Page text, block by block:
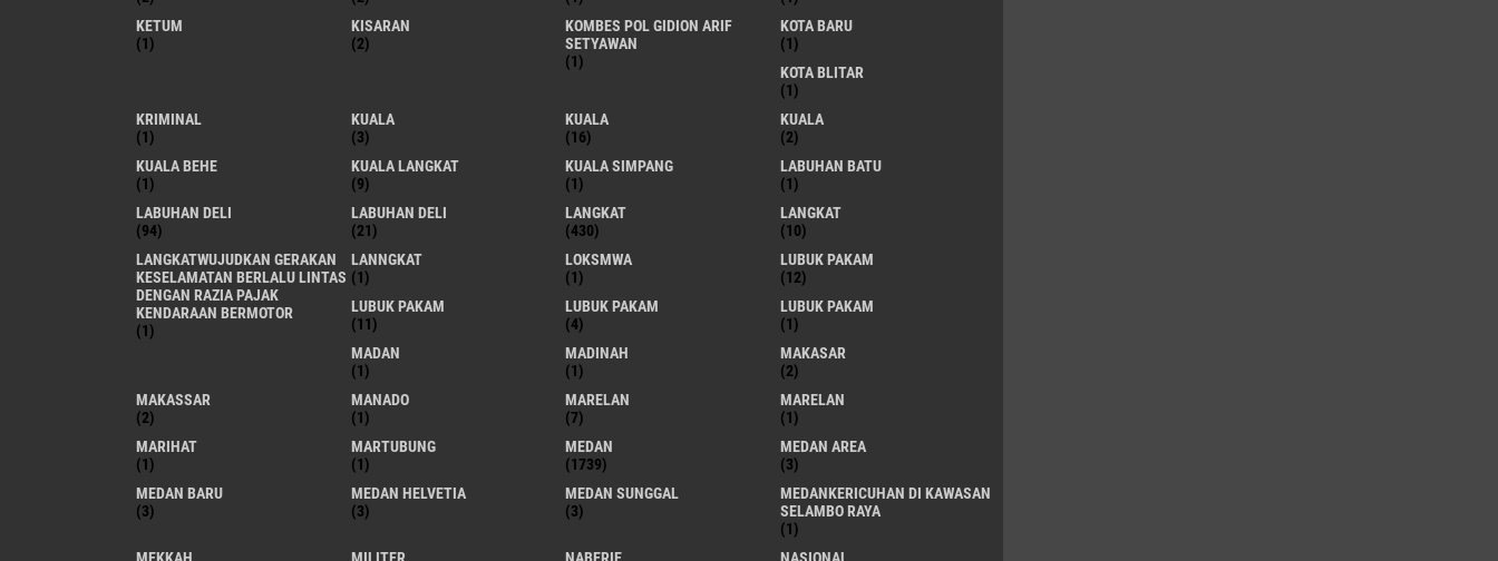
KETUM
(1)
KISARAN
(2)
KOMBES POL GIDION ARIF
SETYAWAN
(1)
KOTA BARU
(1)
KOTA BLITAR
(1)
KRIMINAL
(1)
KUALA
(3)
KUALA
(16)
KUALA
(2)
KUALA BEHE
(1)
KUALA LANGKAT
(9)
KUALA SIMPANG
(1)
LABUHAN BATU
(1)
LABUHAN DELI
(94)
LABUHAN DELI
(21)
LANGKAT
(430)
LANGKAT
(10)
LANGKATWUJUDKAN GERAKAN
KESELAMATAN BERLALU LINTAS
DENGAN RAZIA PAJAK
KENDARAAN BERMOTOR
(1)
LANNGKAT
(1)
LOKSMWA
(1)
LUBUK PAKAM
(12)
LUBUK PAKAM
(11)
LUBUK PAKAM
(4)
LUBUK PAKAM
(1)
MADAN
(1)
MADINAH
(1)
MAKASAR
(2)
MAKASSAR
(2)
MANADO
(1)
MARELAN
(7)
MARELAN
(1)
MARIHAT
(1)
MARTUBUNG
(1)
MEDAN
(1739)
MEDAN AREA
(3)
MEDAN BARU
(3)
MEDAN HELVETIA
(3)
MEDAN SUNGGAL
(3)
MEDANKERICUHAN DI KAWASAN
SELAMBO RAYA
(1)
MEKKAH
MILITER NABERIE NASIONAL